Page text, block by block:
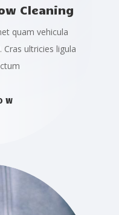
Cleaning
quam vehicula
ultricies ligula